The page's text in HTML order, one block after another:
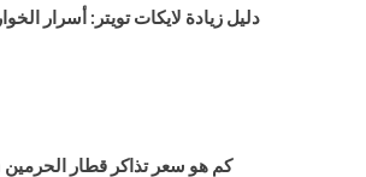
دليل زيادة لايكات تويتر: أسرار
كم هو سعر تذاكر قطار الحرمين